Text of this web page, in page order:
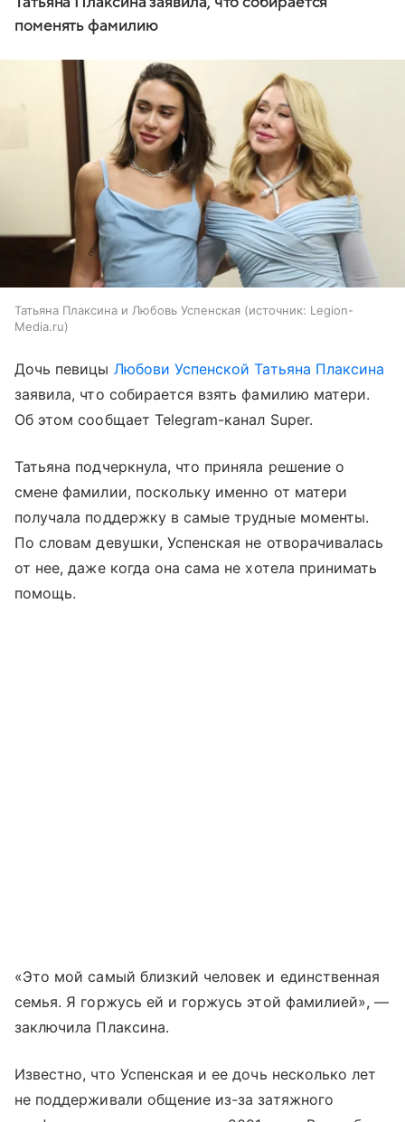
поменять фамилию
Татьяна Плаксина и Любовь Успенская источник: Legion-
Media.ru
Дочь певицы Любови Успенской Татьяна Плаксина
заявила, что собирается взять фамилию матери.
Об этом сообщает Telegram-канал Super.
Татьяна подчеркнула, что приняла решение о
смене фамилии, поскольку именно от матери
получала поддержку в самые трудные моменты.
По словам девушки, Успенская не отворачивалась
от нее, даже когда она сама не хотела принимать
помощь.
«Это мой самый близкий человек и единственная
семья. Я горжусь ей и горжусь этой фамилией», —
заключила Плаксина.
Известно, что Успенская и ее дочь несколько лет
не поддерживали общение из-за затяжного